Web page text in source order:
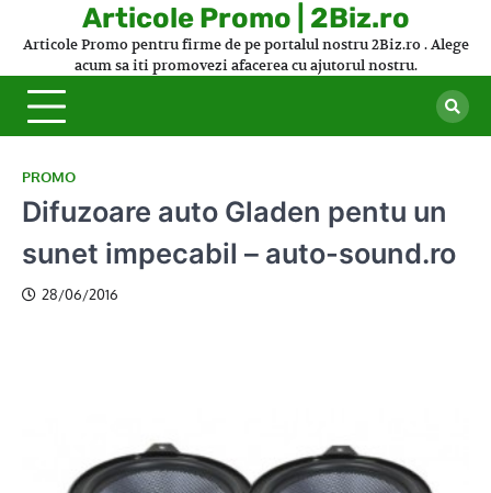
Articole Promo | 2Biz.ro
Articole Promo pentru firme de pe portalul nostru 2Biz.ro . Alege
acum sa iti promovezi afacerea cu ajutorul nostru.
PROMO
Difuzoare auto Gladen pentu un
sunet impecabil – auto-sound.ro
28/06/2016